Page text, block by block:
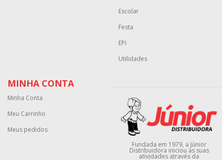
Escolar
Festa
EPI
Utilidades
MINHA CONTA
Minha Conta
Meu Carrinho
Meus pedidos
Fundada em 1979, a Júnior
Distribuidora iniciou as suas
atividades através da